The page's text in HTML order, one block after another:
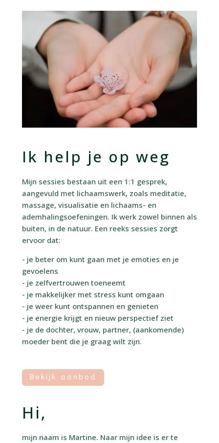
Ik help je op weg
Mijn sessies bestaan uit een 1:1 gesprek,
aangevuld met lichaamswerk, zoals meditatie,
massage, visualisatie en lichaams- en
ademhalingsoefeningen. Ik werk zowel binnen als
buiten, in de natuur. Een reeks sessies zorgt
ervoor dat:
- je beter om kunt gaan met je emoties en je
gevoelens
- je zelfvertrouwen toeneemt
- je makkelijker met stress kunt omgaan
- je weer kunt ontspannen en genieten
- je energie krijgt en nieuw perspectief ziet
- je de dochter, vrouw, partner, (aankomende)
moeder bent die je graag wilt zijn.
Bekijk aanbod
Hi,
mijn naam is Martine. Naar mijn idee is er te